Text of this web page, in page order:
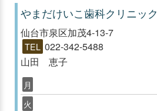
やまだけいこ歯科クリニック
仙台市泉区加茂4-13-7
TEL 022-342-5488
山田 恵子
月
火